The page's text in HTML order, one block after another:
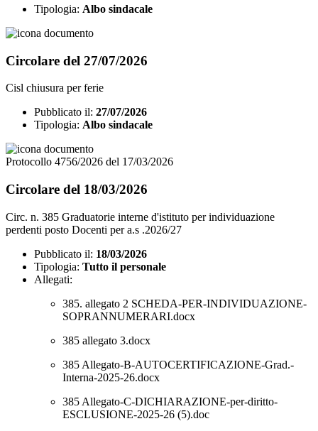
Tipologia: Albo sindacale
Circolare del 27/07/2026
Cisl chiusura per ferie
Pubblicato il: 27/07/2026
Tipologia: Albo sindacale
Protocollo 4756/2026 del 17/03/2026
Circolare del 18/03/2026
Circ. n. 385 Graduatorie interne d'istituto per individuazione
perdenti posto Docenti per a.s .2026/27
Pubblicato il: 18/03/2026
Tipologia: Tutto il personale
Allegati:
385. allegato 2 SCHEDA-PER-INDIVIDUAZIONE-
SOPRANNUMERARI.docx
385 allegato 3.docx
385 Allegato-B-AUTOCERTIFICAZIONE-Grad.-
Interna-2025-26.docx
385 Allegato-C-DICHIARAZIONE-per-diritto-
ESCLUSIONE-2025-26 (5).doc